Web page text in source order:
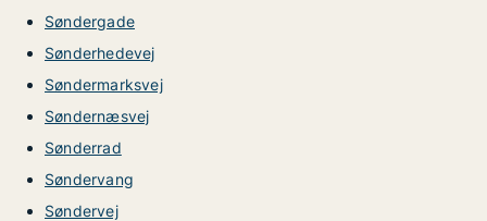
Søndergade
Sønderhedevej
Søndermarksvej
Søndernæsvej
Sønderrad
Søndervang
Søndervej